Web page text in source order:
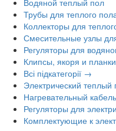
Трубы для теплого
Коллекторы для
Смесительные узлы
Регуляторы для
Клипсы, якоря и
Всі підкатегорії →
Электрический
Нагревательный
Регуляторы для
Комплектующие к